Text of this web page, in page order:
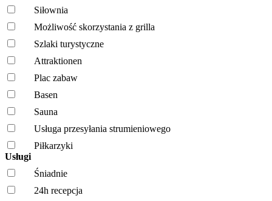
Siłownia
Możliwość skorzystania z grilla
Szlaki turystyczne
Attraktionen
Plac zabaw
Basen
Sauna
Usługa przesyłania strumieniowego
Piłkarzyki
Usługi
Śniadnie
24h recepcja